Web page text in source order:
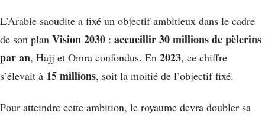
L’Arabie saoudite a fixé un objectif ambitieux dans le cadre
de son plan Vision 2030 : accueillir 30 millions de pèlerins
par an, Hajj et Omra confondus. En 2023, ce chiffre
s’élevait à 15 millions, soit la moitié de l’objectif fixé.
Pour atteindre cette ambition, le royaume devra doubler sa